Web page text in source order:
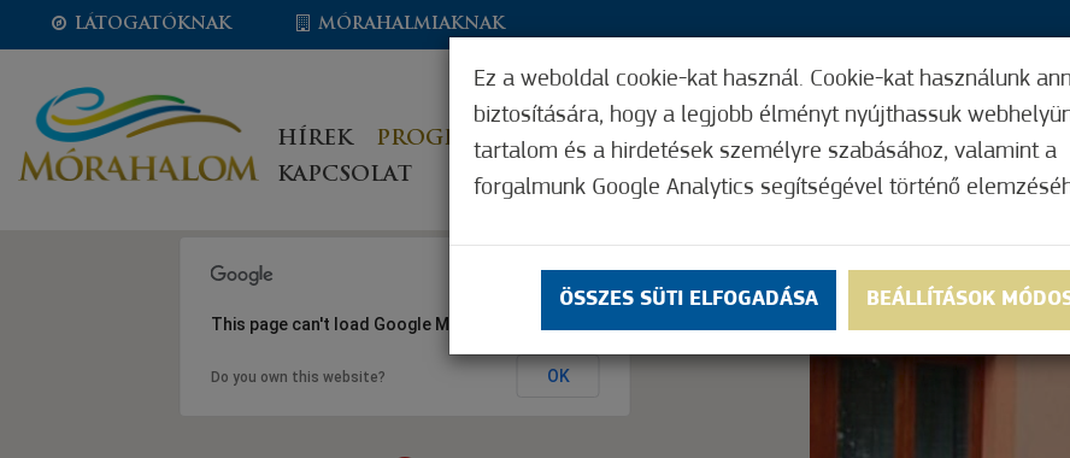
LÁTOGATÓKNAK MÓRAHALMIAKNAK
HÍREK PROGRAMOK ÍGY MŰKÖDIK HASZNOS FUNKCIÓK
KAPCSOLAT
This page can't load Google Maps correctly.
Do you own this website? OK
Nem értékelt
Ez a weboldal cookie-kat használ. Cookie-kat használunk
biztosítására, hogy a legjobb élményt nyújthassuk
tartalom és a hirdetések személyre szabásához, valamint a
forgalmunk Google Analytics segítségével történő
ÖSSZES SÜTI ELFOGADÁSA BEÁLLÍTÁSOK